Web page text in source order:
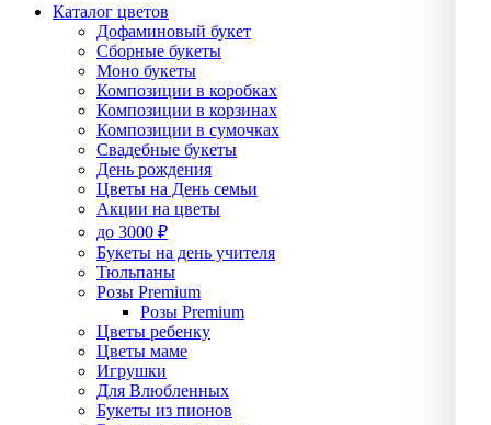
Каталог цветов
Дофаминовый букет
Сборные букеты
Моно букеты
Композиции в коробках
Композиции в корзинах
Композиции в сумочках
Свадебные букеты
День рождения
Цветы на День семьи
Акции на цветы
до 3000 ₽
Букеты на день учителя
Тюльпаны
Розы Premium
Розы Premium
Цветы ребенку
Цветы маме
Игрушки
Для Влюбленных
Букеты из пионов